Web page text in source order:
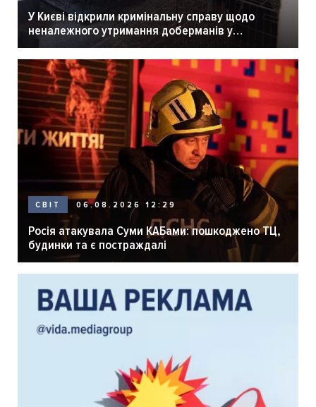
У Києві відкрили кримінальну справу щодо
неналежного утримання доберманів у
розпліднику
СВІТ 06.08.2026 12:29
Росія атакувала Суми КАБами: пошкоджено ТЦ,
будинки та є постраждалі